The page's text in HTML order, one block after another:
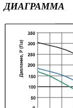
ДИАГРАММА